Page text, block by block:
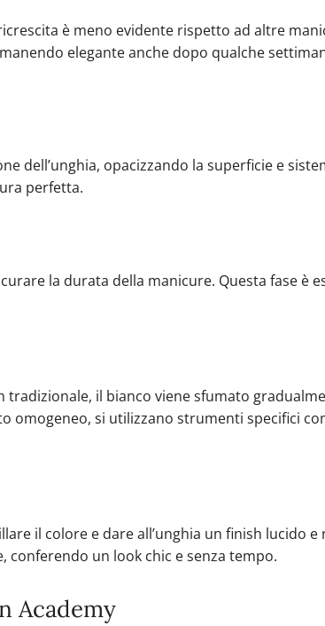
è meno evidente rispetto ad altre
elegante anche dopo qualche
dell’unghia, opacizzando la superficie e
perfetta.
la durata della manicure. Questa fase è
il bianco viene sfumato
omogeneo, si utilizzano strumenti specifici
il colore e dare all’unghia un finish lucido e
conferendo un look chic e senza tempo.
Academy